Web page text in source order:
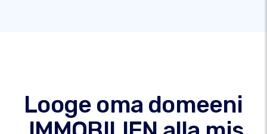
Looge oma domeeni